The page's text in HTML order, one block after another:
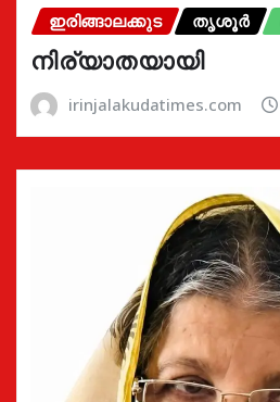
ഇരിങ്ങാലക്കുട തൃശൂർ
നിര്യാതയായി
irinjalakudatimes.com